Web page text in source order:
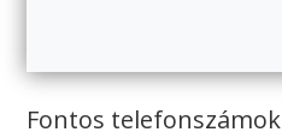
Fontos telefonszámok